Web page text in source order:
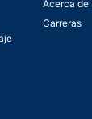
Acerca de
Carreras